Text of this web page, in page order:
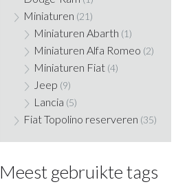
Miniaturen (21)
Miniaturen Abarth (1)
Miniaturen Alfa Romeo (2)
Miniaturen Fiat (4)
Jeep (9)
Lancia (5)
Fiat Topolino reserveren (35)
Meest gebruikte tags